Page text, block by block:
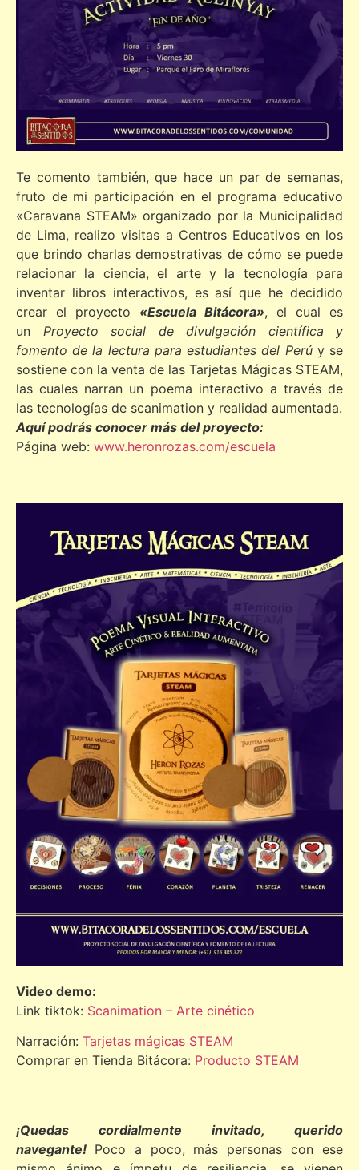
Te comento también, que hace un par de semanas,
fruto de mi participación en el programa educativo
«Caravana STEAM» organizado por la Municipalidad
de Lima, realizo visitas a Centros Educativos en los
que brindo charlas demostrativas de cómo se puede
relacionar la ciencia, el arte y la tecnología para
inventar libros interactivos, es así que he decidido
crear el proyecto «Escuela Bitácora», el cual es
un Proyecto social de divulgación científica y
fomento de la lectura para estudiantes del Perúy se
sostiene con la venta de las Tarjetas Mágicas STEAM,
las cuales narran un poema interactivo a través de
las tecnologías de scanimation y realidad aumentada.
Aquí podrás conocer más del proyecto:
Página web: www.heronrozas.com/escuela
Video demo:
Link tiktok: Scanimation – Arte cinético
Narración: Tarjetas mágicas STEAM
Comprar en Tienda Bitácora: Producto STEAM
¡Quedas cordialmente invitado, querido
navegante! Poco a poco, más personas con ese